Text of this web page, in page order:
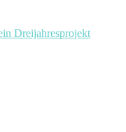
Dreijahresprojekt